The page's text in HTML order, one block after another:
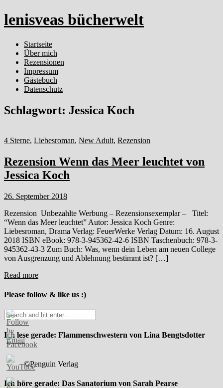
lenisveas bücherwelt
Startseite
Über mich
Rezensionen
Impressum
Gästebuch
Datenschutz
Schlagwort: Jessica Koch
4 Sterne, Liebesroman, New Adult, Rezension
Rezension Wenn das Meer leuchtet von
Jessica Koch
26. September 2018
Rezension Unbezahlte Werbung – Rezensionsexemplar – Titel:
“Wenn das Meer leuchtet” Autor: Jessica Koch Genre:
Liebesroman, Drama Verlag: FeuerWerke Verlag Datum: 16. August
2018 ISBN eBook: 978-3-945362-42-6 ISBN Taschenbuch: 978-3-
945362-43-3 Zum Buch: Was, wenn dein Leben am neuen College
von Ausgrenzung und Ablehnung bestimmt ist? […]
Read more
Please follow & like us :)
Ich lese gerade: Flammenschwestern von Lina Bengtsdotter
©Penguin Verlag
Ich höre gerade: Das Sanatorium von Sarah Pearse